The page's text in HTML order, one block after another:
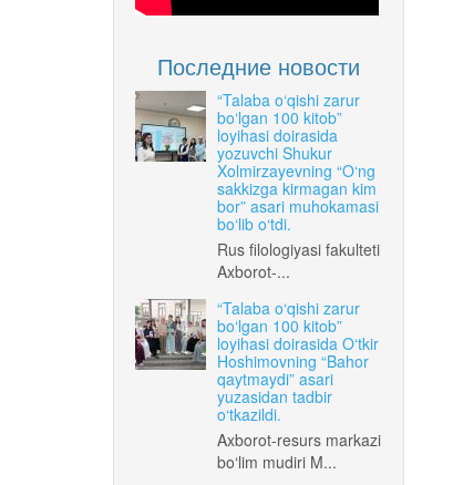
Последние новости
“Talaba o‘qishi zarur
bo‘lgan 100 kitob”
loyihasi doirasida
yozuvchi Shukur
Xolmirzayevning “O‘ng
sakkizga kirmagan kim
bor” asari muhokamasi
bo‘lib o‘tdi.
Rus filologiyasi fakulteti
Axborot-...
“Talaba o‘qishi zarur
bo‘lgan 100 kitob”
loyihasi doirasida O‘tkir
Hoshimovning “Bahor
qaytmaydi” asari
yuzasidan tadbir
o‘tkazildi.
Axborot-resurs markazi
bo‘lim mudiri M...